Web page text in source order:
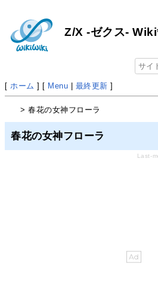
Z/X -ゼクス-
[ ホーム ] [ Menu | 最終更新 ]
> 春花の女神フローラ
春花の女神フローラ
Last-